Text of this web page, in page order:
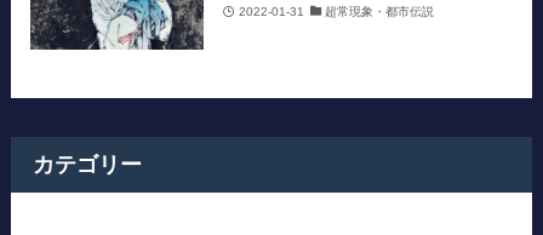
2022-01-31 超常現象・都市伝説
カテゴリー